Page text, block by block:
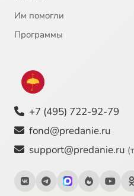
Им помогли
Программы
+7 (495) 722-92-79
fond@predanie.ru
support@predanie.ru